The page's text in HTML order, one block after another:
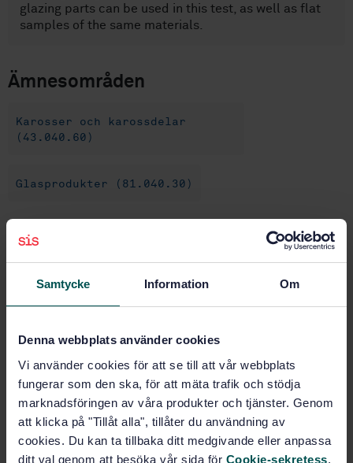
Samtycke Information Om
Denna webbplats använder cookies
Vi använder cookies för att se till att vår webbplats
fungerar som den ska, för att mäta trafik och stödja
marknadsföringen av våra produkter och tjänster. Genom
att klicka på "Tillåt alla", tillåter du användning av
cookies. Du kan ta tillbaka ditt medgivande eller anpassa
ditt val genom att besöka vår sida för Cookie-sekretess.
glazing parts can be used in this test, as well as flat
samples of the same materials.
Ämnesområden
Karosser och karossdelar
(43.040.60)
Glasprodukter (81.040.30)
Köp denna standard
STANDARD
SVENSK STANDARD· SS-ISO 13837:2009
genomsläppning av solljus (ISO 13837:2008, IDT)
Prenumerera på standarden - Läs mer
PDF
Lägg i varukorgen